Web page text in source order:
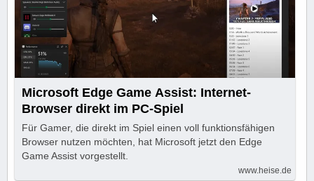
Microsoft Edge Game Assist: Internet-
Browser direkt im PC-Spiel
Für Gamer, die direkt im Spiel einen voll funktionsfähigen
Browser nutzen möchten, hat Microsoft jetzt den Edge
Game Assist vorgestellt.
www.heise.de